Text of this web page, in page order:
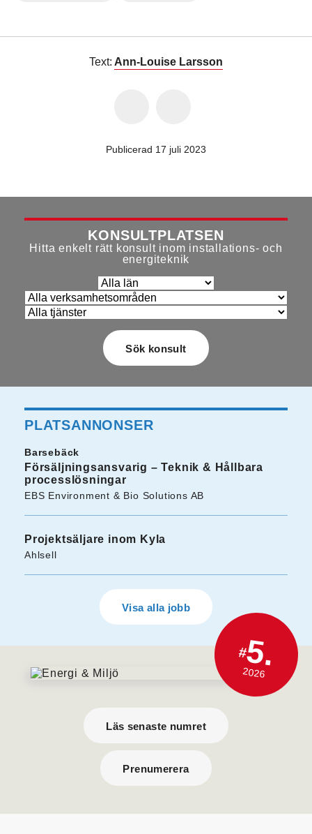
Text: Ann-Louise Larsson
Publicerad 17 juli 2023
KONSULTPLATSEN
Hitta enkelt rätt konsult inom installations- och
energiteknik
PLATSANNONSER
Barsebäck
Försäljningsansvarig – Teknik & Hållbara
processlösningar
EBS Environment & Bio Solutions AB
Projektsäljare inom Kyla
Ahlsell
Visa alla jobb
#5.
2026
Läs senaste numret
Prenumerera